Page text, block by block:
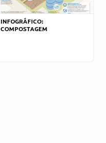
INFOGRÁFICO:
COMPOSTAGEM